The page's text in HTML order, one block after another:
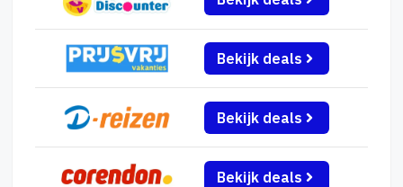
Bekijk deals
Bekijk deals
Bekijk deals